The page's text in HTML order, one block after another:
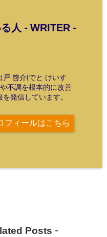
人 - WRITER-
戸 啓介(でと けいす
不調を根本的に改善
発信しています。
フィールはこちら
Posts -